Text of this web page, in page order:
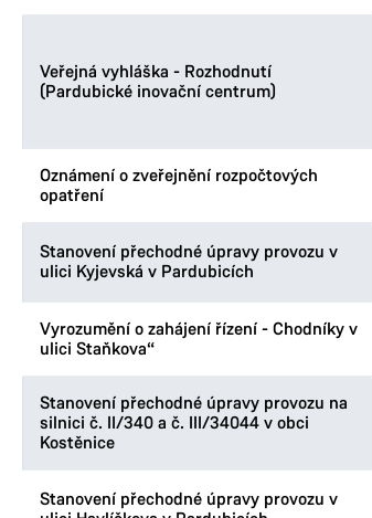
Veřejná vyhláška - Rozhodnutí
(Pardubické inovační centrum)
Oznámení o zveřejnění rozpočtových
opatření
Stanovení přechodné úpravy provozu v
ulici Kyjevská v Pardubicích
Vyrozumění o zahájení řízení - Chodníky v
ulici Staňkova“
Stanovení přechodné úpravy provozu na
silnici č. II/340 a č. III/34044 v obci
Kostěnice
Stanovení přechodné úpravy provozu v